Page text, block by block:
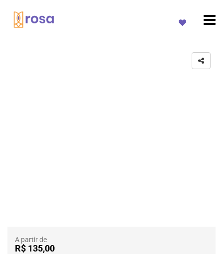
A partir de
R$ 135,00